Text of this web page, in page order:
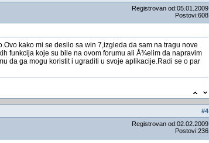
Registrovan od:05.01.2009
Postovi:608
kako mi se desilo sa win 7,izgleda da sam na tragu nove
funkcija koje su bile na ovom forumu ali Å¾elim da napravim
da ga mogu koristit i ugraditi u svoje aplikacije.Radi se o par
#4
Registrovan od:02.02.2009
Postovi:236